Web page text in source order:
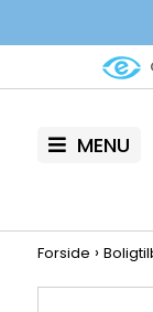
MENU
Forside ›